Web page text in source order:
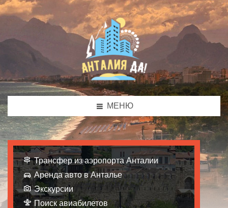
МЕНЮ
Трансфер из аэропорта Анталии
Аренда авто в Анталье
Экскурсии
Поиск авиабилетов